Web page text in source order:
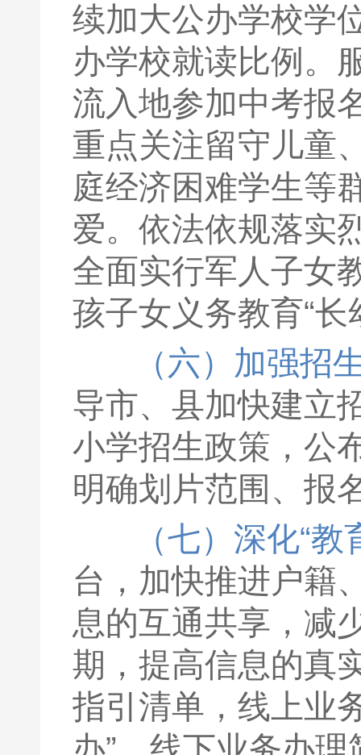
续加大公办学校学
办学校就读比例。
流入地参加中考报
重点关注留守儿童
庭经济困难学生等
爱。依法依规落实
全面实行军人子女
孩子女义务教育“
（六）加强招
导市、县加快建立
小学招生政策，公
明确划片范围、报
（七）深化“
台，加快推进户籍
息的互通共享，减
期，提高信息的真
指引清单，线上业